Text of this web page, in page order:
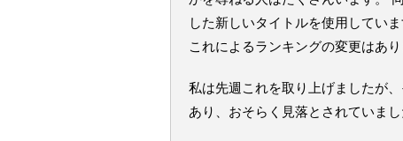
した新しいタイトルを使用してい
これによるランキングの変更はあり
私は先週これを取り上げましたが
あり、おそらく見落とされていまし